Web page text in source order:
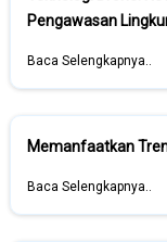
Pengawasan
Baca Selengkapnya..
Memanfaatkan
Baca Selengkapnya..